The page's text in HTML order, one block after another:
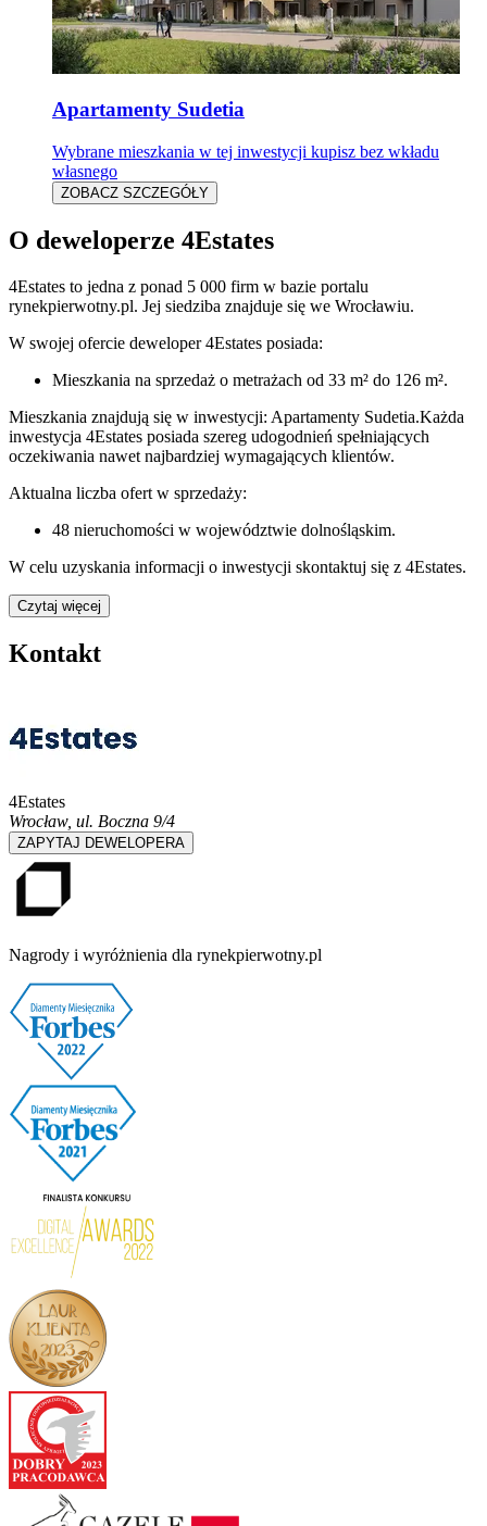
Apartamenty Sudetia
Wybrane mieszkania w tej inwestycji kupisz bez wkładu
własnego
ZOBACZ SZCZEGÓŁY
O deweloperze 4Estates
4Estates to jedna z ponad 5 000 firm w bazie portalu
rynekpierwotny.pl. Jej siedziba znajduje się we Wrocławiu.
W swojej ofercie deweloper 4Estates posiada:
Mieszkania na sprzedaż o metrażach od 33 m² do 126 m².
Mieszkania znajdują się w inwestycji: Apartamenty Sudetia.Każda
inwestycja 4Estates posiada szereg udogodnień spełniających
oczekiwania nawet najbardziej wymagających klientów.
Aktualna liczba ofert w sprzedaży:
48 nieruchomości w województwie dolnośląskim.
W celu uzyskania informacji o inwestycji skontaktuj się z 4Estates.
Czytaj więcej
Kontakt
4Estates
Wrocław, ul. Boczna 9/4
ZAPYTAJ DEWELOPERA
Nagrody i wyróżnienia dla rynekpierwotny.pl